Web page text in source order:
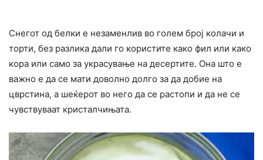
Снегот од белки е незаменлив во голем број колачи и
торти, без разлика дали го користите како фил или како
кора или само за украсување на десертите. Она што е
важно е да се мати доволно долго за да добие на
цврстина, а шеќерот во него да се растопи и да не се
чувствуваат кристалчињата.